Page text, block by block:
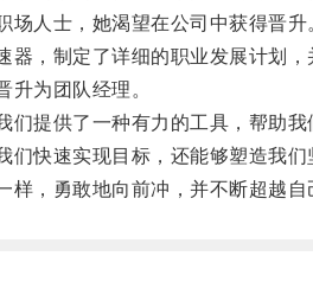
人士，她渴望在公司中获得晋升
，制定了详细的职业发展计划，
为团队经理。
提供了一种有力的工具，帮助我
快速实现目标，还能够塑造我们
，勇敢地向前冲，并不断超越自